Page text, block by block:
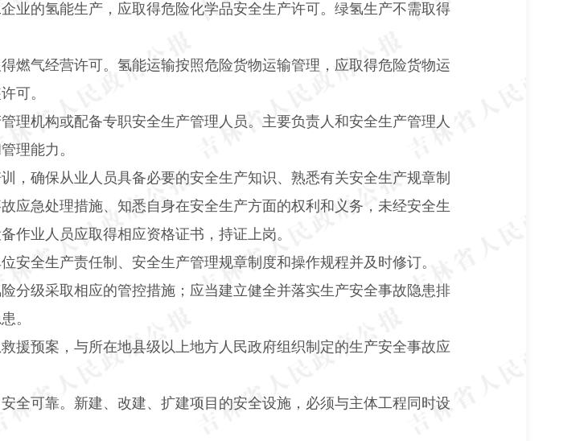
的氢能生产，应取得危险化学品安全生产许可。绿氢生产不需取得
燃气经营许可。氢能运输按照危险货物运输管理，应取得危险货物运
可。
机构或配备专职安全生产管理人员。主要负责人和安全生产管理人
理能力。
确保从业人员具备必要的安全生产知识、熟悉有关安全生产规章制
应急处理措施、知悉自身在安全生产方面的权利和义务，未经安全生
作业人员应取得相应资格证书，持证上岗。
全生产责任制、安全生产管理规章制度和操作规程并及时修订。
分级采取相应的管控措施；应当建立健全并落实生产安全事故隐患排
。
预案，与所在地县级以上地方人民政府组织制定的生产安全事故应
可靠。新建、改建、扩建项目的安全设施，必须与主体工程同时设